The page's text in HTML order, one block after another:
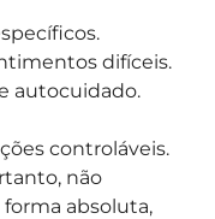
difíceis.
autocuidado.
controláveis.
não
absoluta,